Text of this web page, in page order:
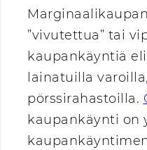
”vivutettua” tai
kaupankäyntiä
lainatuilla
pörssirahastoilla.
kaupankäynti on